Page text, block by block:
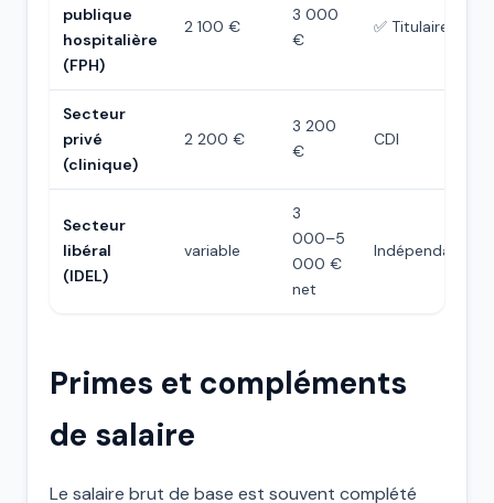
publique
hospitalière
(FPH)
2 100 €
3 000
€
✅ Titulaire
Secteur
privé
(clinique)
2 200 €
3 200
€
CDI
Secteur
libéral
(IDEL)
variable
3
000–5
000 €
net
Indépendant
Primes et compléments
de salaire
Le salaire brut de base est souvent complété